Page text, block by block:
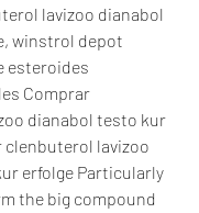
lavizoo dianabol
winstrol depot
esteroides
Comprar
dianabol testo kur
clenbuterol lavizoo
erfolge Particularly
the big compound